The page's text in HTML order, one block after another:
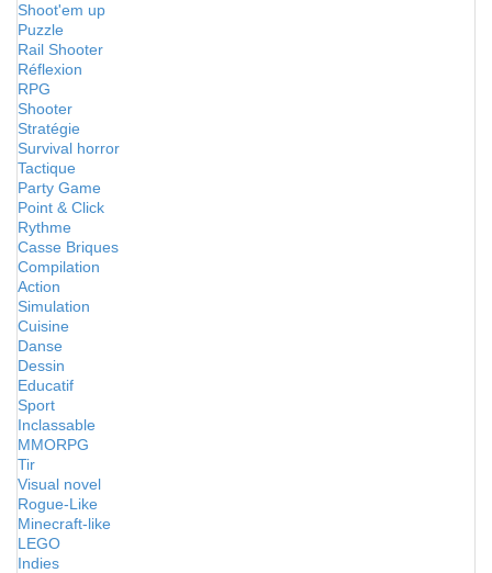
Shoot'em up
Puzzle
Rail Shooter
Réflexion
RPG
Shooter
Stratégie
Survival horror
Tactique
Party Game
Point & Click
Rythme
Casse Briques
Compilation
Action
Simulation
Cuisine
Danse
Dessin
Educatif
Sport
Inclassable
MMORPG
Tir
Visual novel
Rogue-Like
Minecraft-like
LEGO
Indies